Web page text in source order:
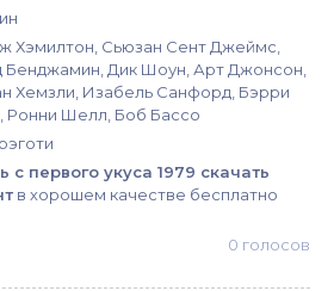
Хэмилтон, Сьюзан Сент Джеймс,
Бенджамин, Дик Шоун, Арт Джонсон,
Хемзли, Изабель Санфорд, Бэрри
Ронни Шелл, Боб Бассо
с первого укуса 1979 скачать
в хорошем качестве бесплатно
0 голосов